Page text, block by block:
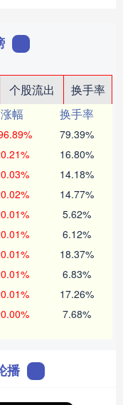
个股流出
换手率
涨幅
换手率
79.39%
16.80%
14.18%
14.77%
5.62%
6.12%
18.37%
6.83%
17.26%
7.68%
播